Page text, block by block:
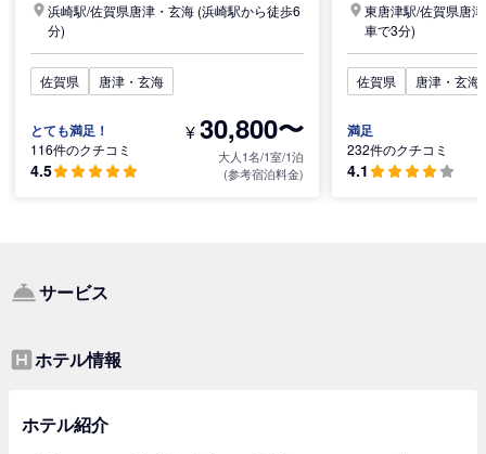
浜崎駅/佐賀県唐津・玄海 (浜崎駅から徒歩6
分)
佐賀県 唐津・玄海
とても満足！
116件のクチコミ
4.5
¥30,800〜
大人1名/1室/1泊
(参考宿泊料金)
東唐津駅/佐賀県唐
車で3分)
佐賀県 唐津・玄海
満足
232件のクチコミ
4.1
サービス
ホテル情報
ホテル紹介